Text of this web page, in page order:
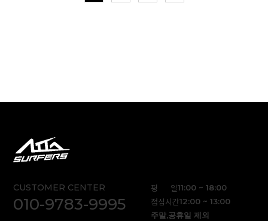
CUSTOMER CENTER
010-9783-9995
평 일11:00 ~ 18:00
점심시간12:00 ~ 13:00
주말,공휴일 제외